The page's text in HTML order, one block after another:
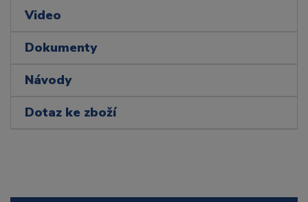
Video
Dokumenty
Návody
Dotaz ke zboží